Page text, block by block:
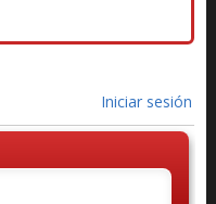
Iniciar sesión